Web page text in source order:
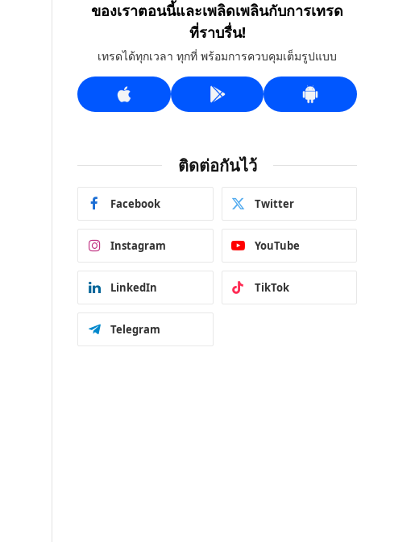
ของเราตอนนี้และเพลิดเพลินกับการเทรด
ที่ราบรื่น!
เทรดได้ทุกเวลา ทุกที่ พร้อมการควบคุมเต็มรูปแบบ
ติดต่อกันไว้
Facebook Twitter
Instagram YouTube
LinkedIn TikTok
Telegram